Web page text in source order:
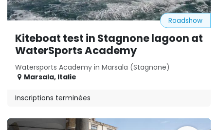
Kiteboat test in Stagnone lagoon at
WaterSports Academy
Watersports Academy in Marsala (Stagnone)
Roadshow
Marsala, Italie
Inscriptions terminées